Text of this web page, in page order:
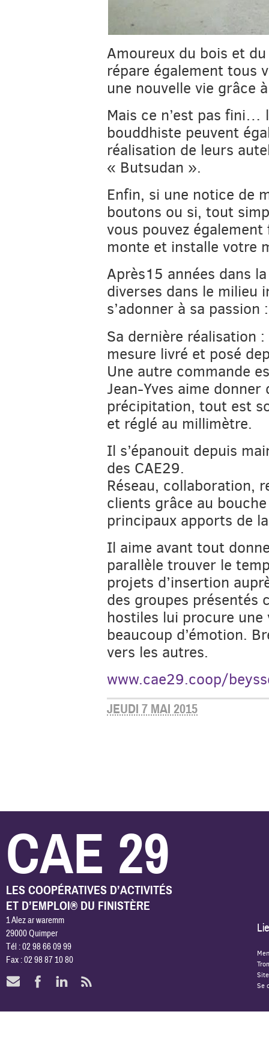
Amoureux du bois et
répare également tous
une nouvelle vie grâce
Mais ce n’est pas fini…
bouddhiste peuvent
réalisation de leurs
« Butsudan ».
Enfin, si une notice de
boutons ou si, tout
vous pouvez
monte et installe votre
Après15 années dans
diverses dans le milieu
s’adonner à sa passion
Sa dernière réalisation
mesure livré et posé
Une autre commande
Jean-Yves aime
précipitation, tout est
et réglé au millimètre.
Il s’épanouit depuis
des CAE29.
Réseau, collaboration,
clients grâce au
principaux apports de
Il aime avant tout
parallèle trouver le
projets d’insertion
des groupes présentés
hostiles lui procure
beaucoup d’émotion.
vers les autres.
www.cae29.coop/
JEUDI 7 MAI 2015
CAE 29
LES COOPÉRATIVES D’ACTIVITÉS
ET D’EMPLOI® DU FINISTÈRE
1 Alez ar waremm
29000 Quimper
Tél : 02 98 66 09 99
Fax : 02 98 87 10 80
Se